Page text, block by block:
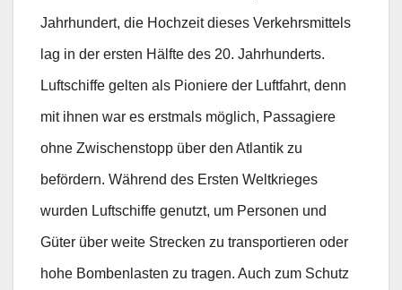
Jahrhundert, die Hochzeit dieses Verkehrsmittels
lag in der ersten Hälfte des 20. Jahrhunderts.
Luftschiffe gelten als Pioniere der Luftfahrt, denn
mit ihnen war es erstmals möglich, Passagiere
ohne Zwischenstopp über den Atlantik zu
befördern. Während des Ersten Weltkrieges
wurden Luftschiffe genutzt, um Personen und
Güter über weite Strecken zu transportieren oder
hohe Bombenlasten zu tragen. Auch zum Schutz